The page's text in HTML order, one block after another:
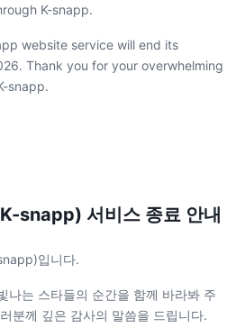
K-snapp.
website service will end its
Thank you for your overwhelming
snapp.
snapp) 서비스 종료 안내
입니다.
나는 스타들의 순간을 함께 바라봐 주
분께 깊은 감사의 말씀을 드립니다.